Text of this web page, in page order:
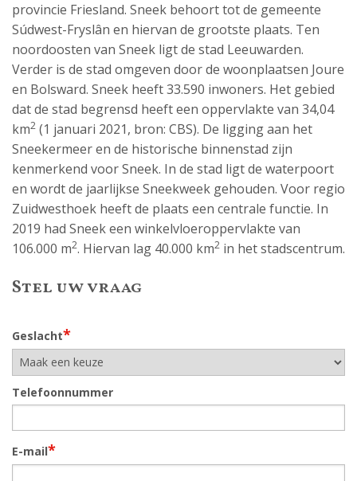
provincie Friesland. Sneek behoort tot de gemeente
Súdwest-Fryslân en hiervan de grootste plaats. Ten
noordoosten van Sneek ligt de stad Leeuwarden.
Verder is de stad omgeven door de woonplaatsen Joure
en Bolsward. Sneek heeft 33.590 inwoners. Het gebied
dat de stad begrensd heeft een oppervlakte van 34,04
km2 (1 januari 2021, bron: CBS). De ligging aan het
Sneekermeer en de historische binnenstad zijn
kenmerkend voor Sneek. In de stad ligt de waterpoort
en wordt de jaarlijkse Sneekweek gehouden. Voor regio
Zuidwesthoek heeft de plaats een centrale functie. In
2019 had Sneek een winkelvloeroppervlakte van
106.000 m2. Hiervan lag 40.000 km2 in het stadscentrum.
Stel uw vraag
Geslacht*
Telefoonnummer
E-mail*